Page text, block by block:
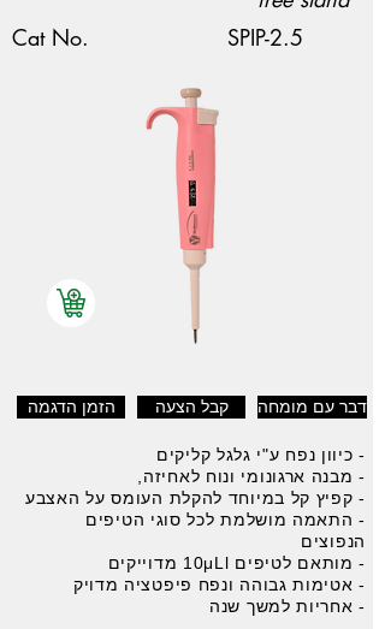
Cat No.
SPIP-2.5
הזמן הדגמה קבל הצעה דבר עם מומחה
- כיוון נפח ע"י גלגל קליקים
- מבנה ארגונומי ונוח לאחיזה,
- קפיץ קל במיוחד להקלת העומס על האצבע
- התאמה מושלמת לכל סוגי הטיפים
הנפוצים
- מותאם לטיפים 10μLl מדוייקים
- אטימות גבוהה ונפח פיפטציה מדויק
- אחריות למשך שנה